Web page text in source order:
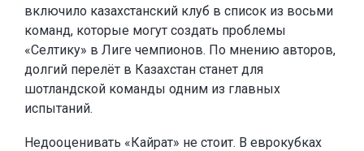
включило казахстанский клуб в список из восьми
команд, которые могут создать проблемы
«Селтику» в Лиге чемпионов. По мнению авторов,
долгий перелёт в Казахстан станет для
шотландской команды одним из главных
испытаний.
Недооценивать «Кайрат» не стоит. В еврокубках